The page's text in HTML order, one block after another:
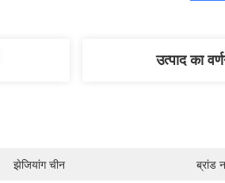
उत्पाद का
झेजियांग चीन ब्रांड